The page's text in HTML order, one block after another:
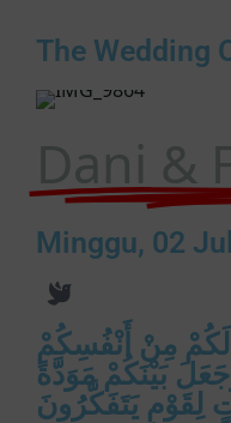
The Wedding
Dani &
Minggu, 02
لَكُمْ مِنْ أَنْفُسِكُمْ
بَيْنَكُمْ مَوَدَّةً
لِقَوْمٍ يَتَفَكَّرُونَ